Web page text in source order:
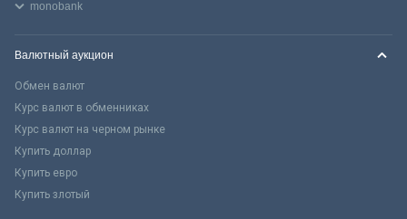
monobank
Валютный аукцион
Обмен валют
Курс валют в обменниках
Курс валют на черном рынке
Купить доллар
Купить евро
Купить злотый